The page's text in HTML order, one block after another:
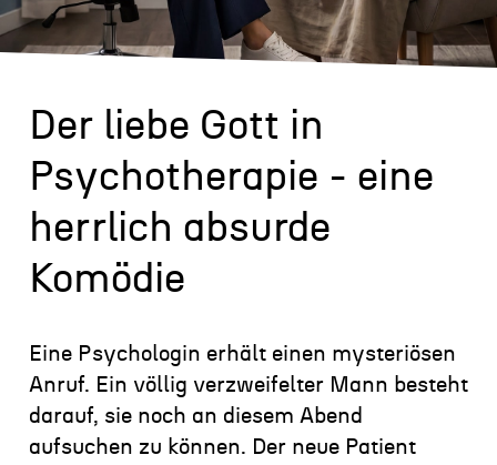
Der liebe Gott in
Psychotherapie - eine
herrlich absurde
Komödie
Eine Psychologin erhält einen mysteriösen
Anruf. Ein völlig verzweifelter Mann besteht
darauf, sie noch an diesem Abend
aufsuchen zu können. Der neue Patient